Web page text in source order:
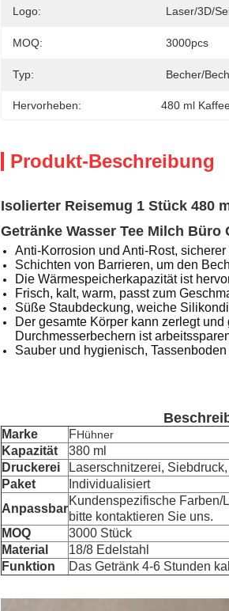
Logo: Laser/3D/
MOQ: 3000pcs
Typ: Becher/
Hervorheben: 480 ml
Produkt-Beschreibung
Isolierter Reisemug 1 Stück 480
Getränke Wasser Tee Milch
Anti-Korrosion und Anti-Rost,
Schichten von Barrieren, um den
Die Wärmespeicherkapazität ist
Frisch, kalt, warm, passt zum
Süße Staubdeckung, weiche
Der gesamte Körper kann zerlegt
Durchmesserbechern ist
Sauber und hygienisch,
Marke FHühner
Kapazität
380 ml
Druckerei
Laserschnitzerei,
Paket
Individualisiert
Anpassbar
Kundenspezifische
bitte kontaktieren Sie uns.
MOQ
3000 Stück
Material
18/8 Edelstahl
Funktion
Das Getränk 4-6 Stunden